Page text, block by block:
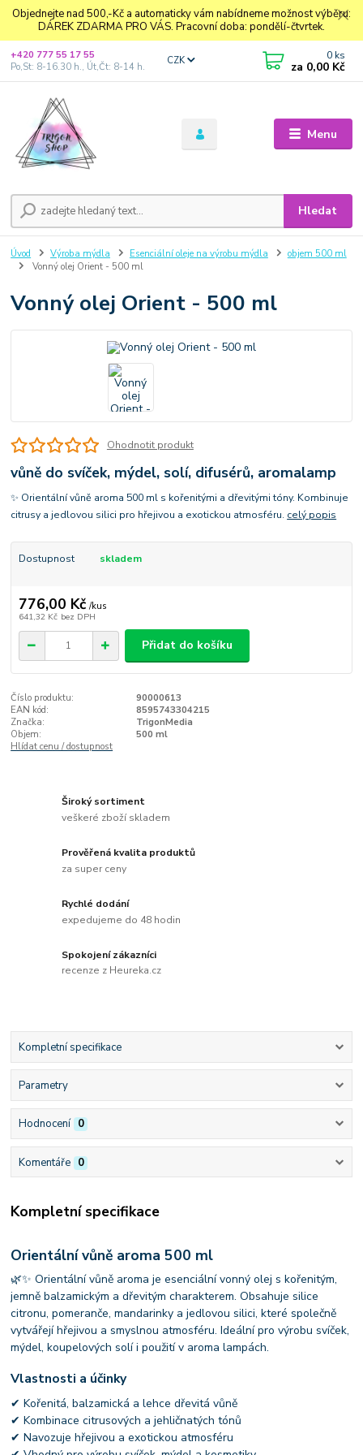
Objednejte nad 500,-Kč a automaticky vám nabídneme možnost výběru:
DÁREK ZDARMA PRO VÁS. Pracovní doba: pondělí-čtvrtek.
Menu
CZK
Hledat
+420 777 55 17 55
Po,St: 8-16.30 h., Út,Čt: 8-14 h.
0 ks
za 0,00 Kč
Úvod Výroba mýdla Esenciální oleje na výrobu mýdla
objem 500 ml
Vonný olej Orient - 500 ml
Vonný olej Orient - 500 ml
Ohodnotit produkt
vůně do svíček, mýdel, solí, difusérů, aromalamp
✨ Orientální vůně aroma 500 ml s kořenitými a dřevitými tóny. Kombinuje
citrusy a jedlovou silici pro hřejivou a exotickou atmosféru. celý popis
Dostupnost skladem
776,00 Kč /kus
641,32 Kč bez DPH
Přidat do košíku
Číslo produktu:
90000613
EAN kód:
8595743304215
Značka:
TrigonMedia
Objem:
500 ml
Hlídat cenu / dostupnost
Široký sortiment
veškeré zboží skladem
Prověřená kvalita produktů
za super ceny
Rychlé dodání
expedujeme do 48 hodin
Spokojení zákazníci
recenze z Heureka.cz
Kompletní specifikace
Parametry
Hodnocení 0
Komentáře 0
Kompletní specifikace
Orientální vůně aroma 500 ml
🌿✨ Orientální vůně aroma je esenciální vonný olej s kořenitým,
jemně balzamickým a dřevitým charakterem. Obsahuje silice
citronu, pomeranče, mandarinky a jedlovou silici, které společně
vytvářejí hřejivou a smyslnou atmosféru. Ideální pro výrobu svíček,
mýdel, koupelových solí i použití v aroma lampách.
Vlastnosti a účinky
✔ Kořenitá, balzamická a lehce dřevitá vůně
✔ Kombinace citrusových a jehličnatých tónů
✔ Navozuje hřejivou a exotickou atmosféru